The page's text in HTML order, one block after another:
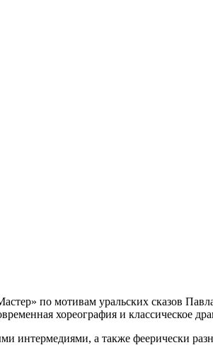
по мотивам уральских сказов
хореография и классическое
интермедиями, а также феерически